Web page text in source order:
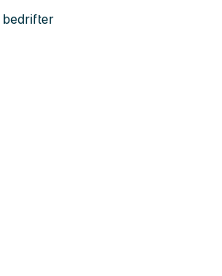
bedrifter